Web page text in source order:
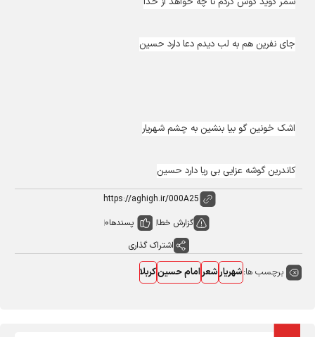
جای نفرین هم به لب دیدم دعا دارد حسین
اشک خونین گو بیا بنشین به چشم شهریار
کاندرین گوشه عزایی بی ریا دارد حسین
گزارش خطا پسندها0
اشتراک گذاری
برچسب ها:شهریارشعرامام حسینکربلا